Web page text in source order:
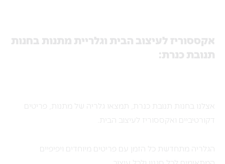
אקססוריז לעיצוב הבית וגלריית מתנות בחנות
תנובת כנרת:
אצלנו בחנות תנובת כנרת, תמצאו גלריה של מתנות, פריטים
דקורטיביים ואקססוריז לעיצוב הבית.
הגלריה מתחדשת כל הזמן עם פריטים מיוחדים ויפיפיים